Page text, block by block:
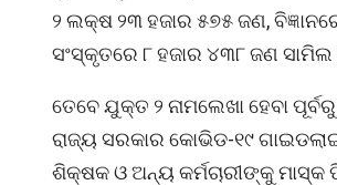
୨ ଲକ୍ଷ ୨୩ ହଜାର ୫୭୫ ଜଣ,
ସଂସ୍କୃତରେ ୮ ହଜାର ୪୩୮ ଜଣ ସାମିଲ
ତେବେ ଯୁକ୍ତ ୨ ନାମଲେଖା ହେବା
ରାଜ୍ୟ ସରକାର କୋଭିଡ-୧୯
ଶିକ୍ଷକ ଓ ଅନ୍ୟ କର୍ମଚାରୀଙ୍କୁ ମାସ୍କ